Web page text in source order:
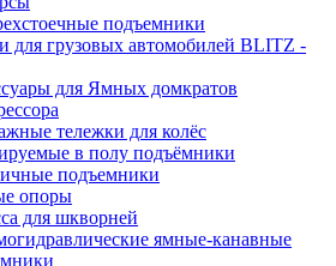
подъемники
для грузовых автомобилей BLITZ -
для Ямных домкратов
тележки для колёс
в полу подъёмники
подъемники
опоры
для шкворней
ямные-канавные